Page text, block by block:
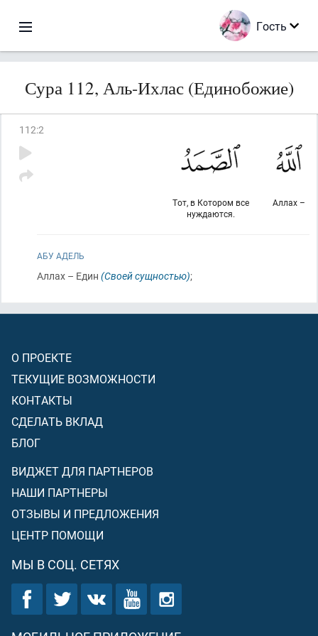
Гость
Сура 112, Аль-Ихлас (Единобожие)
112:2
Аллах –
Тот, в Котором все
нуждаются.
АБУ АДЕЛЬ
Аллах – Един (Своей сущностью);
О ПРОЕКТЕ
ТЕКУЩИЕ ВОЗМОЖНОСТИ
КОНТАКТЫ
СДЕЛАТЬ ВКЛАД
БЛОГ
ВИДЖЕТ ДЛЯ ПАРТНЕРОВ
НАШИ ПАРТНЕРЫ
ОТЗЫВЫ И ПРЕДЛОЖЕНИЯ
ЦЕНТР ПОМОЩИ
МЫ В СОЦ. СЕТЯХ